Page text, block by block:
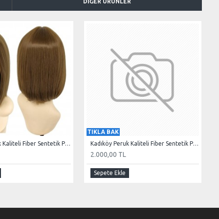
DIĞER ÜRÜNLER
Kadıköy Peruk Kaliteli Fiber Sentetik Peruk Kısa Küt Model Açık Kumral
TIKLA BAK
Kadıköy Peruk Kaliteli Fiber Sentetik Peruk Kısa Küt Model Kumral Koyu Platin Ombre
2.000,00 TL
Sepete Ekle